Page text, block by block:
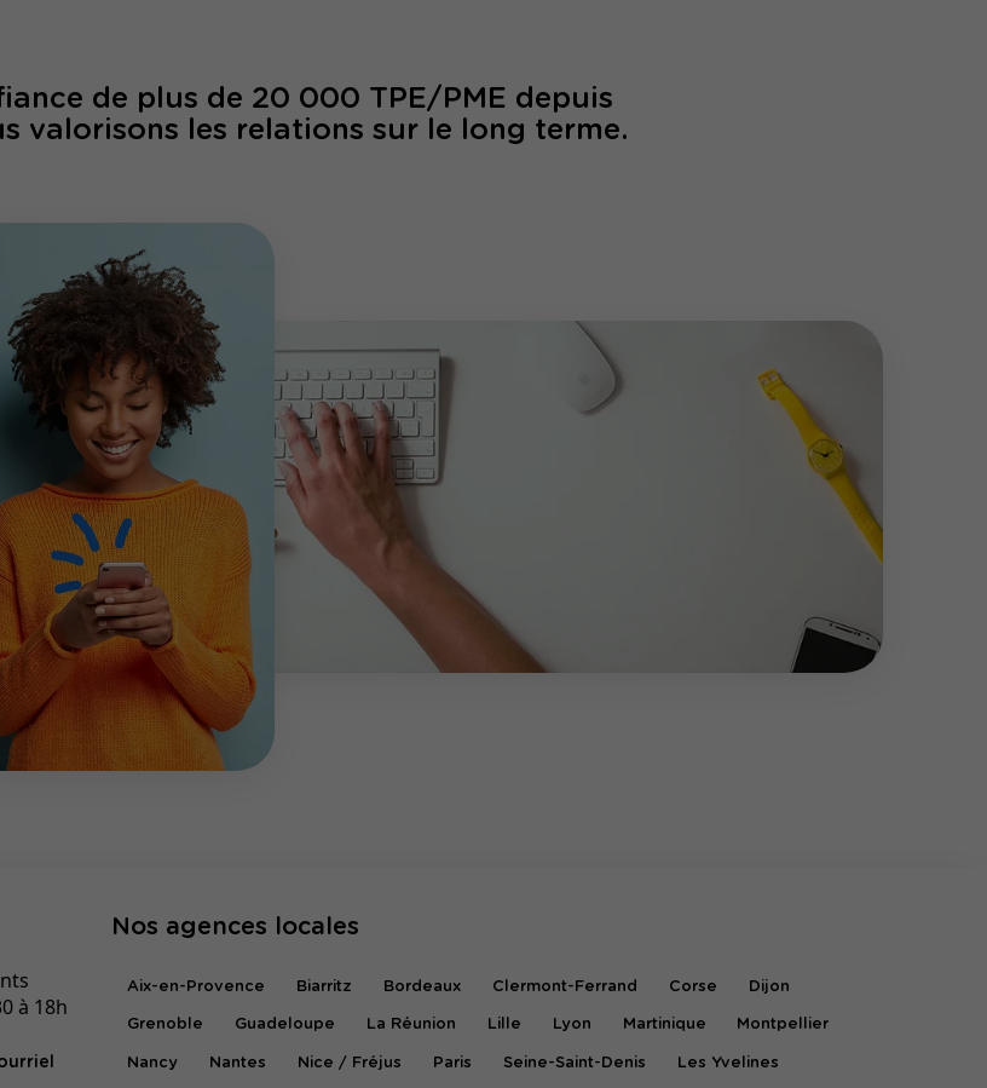
de plus de 20 000 TPE/PME depuis
valorisons les relations sur le long terme.
à 18h
Nos agences locales
Aix-en-Provence Biarritz Bordeaux Clermont-Ferrand Corse Dijon
Grenoble Guadeloupe La Réunion Lille Lyon Martinique Montpellier
Nancy Nantes Nice / Fréjus Paris Seine-Saint-Denis Les Yvelines